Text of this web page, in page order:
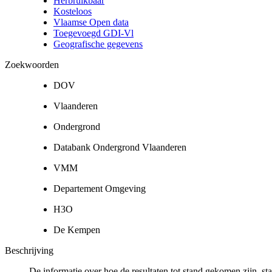
Kosteloos
Vlaamse Open data
Toegevoegd GDI-Vl
Geografische gegevens
Zoekwoorden
DOV
Vlaanderen
Ondergrond
Databank Ondergrond Vlaanderen
VMM
Departement Omgeving
H3O
De Kempen
Beschrijving